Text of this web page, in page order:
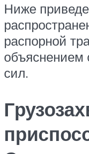
Ниже
распорной
объяснением
сил.